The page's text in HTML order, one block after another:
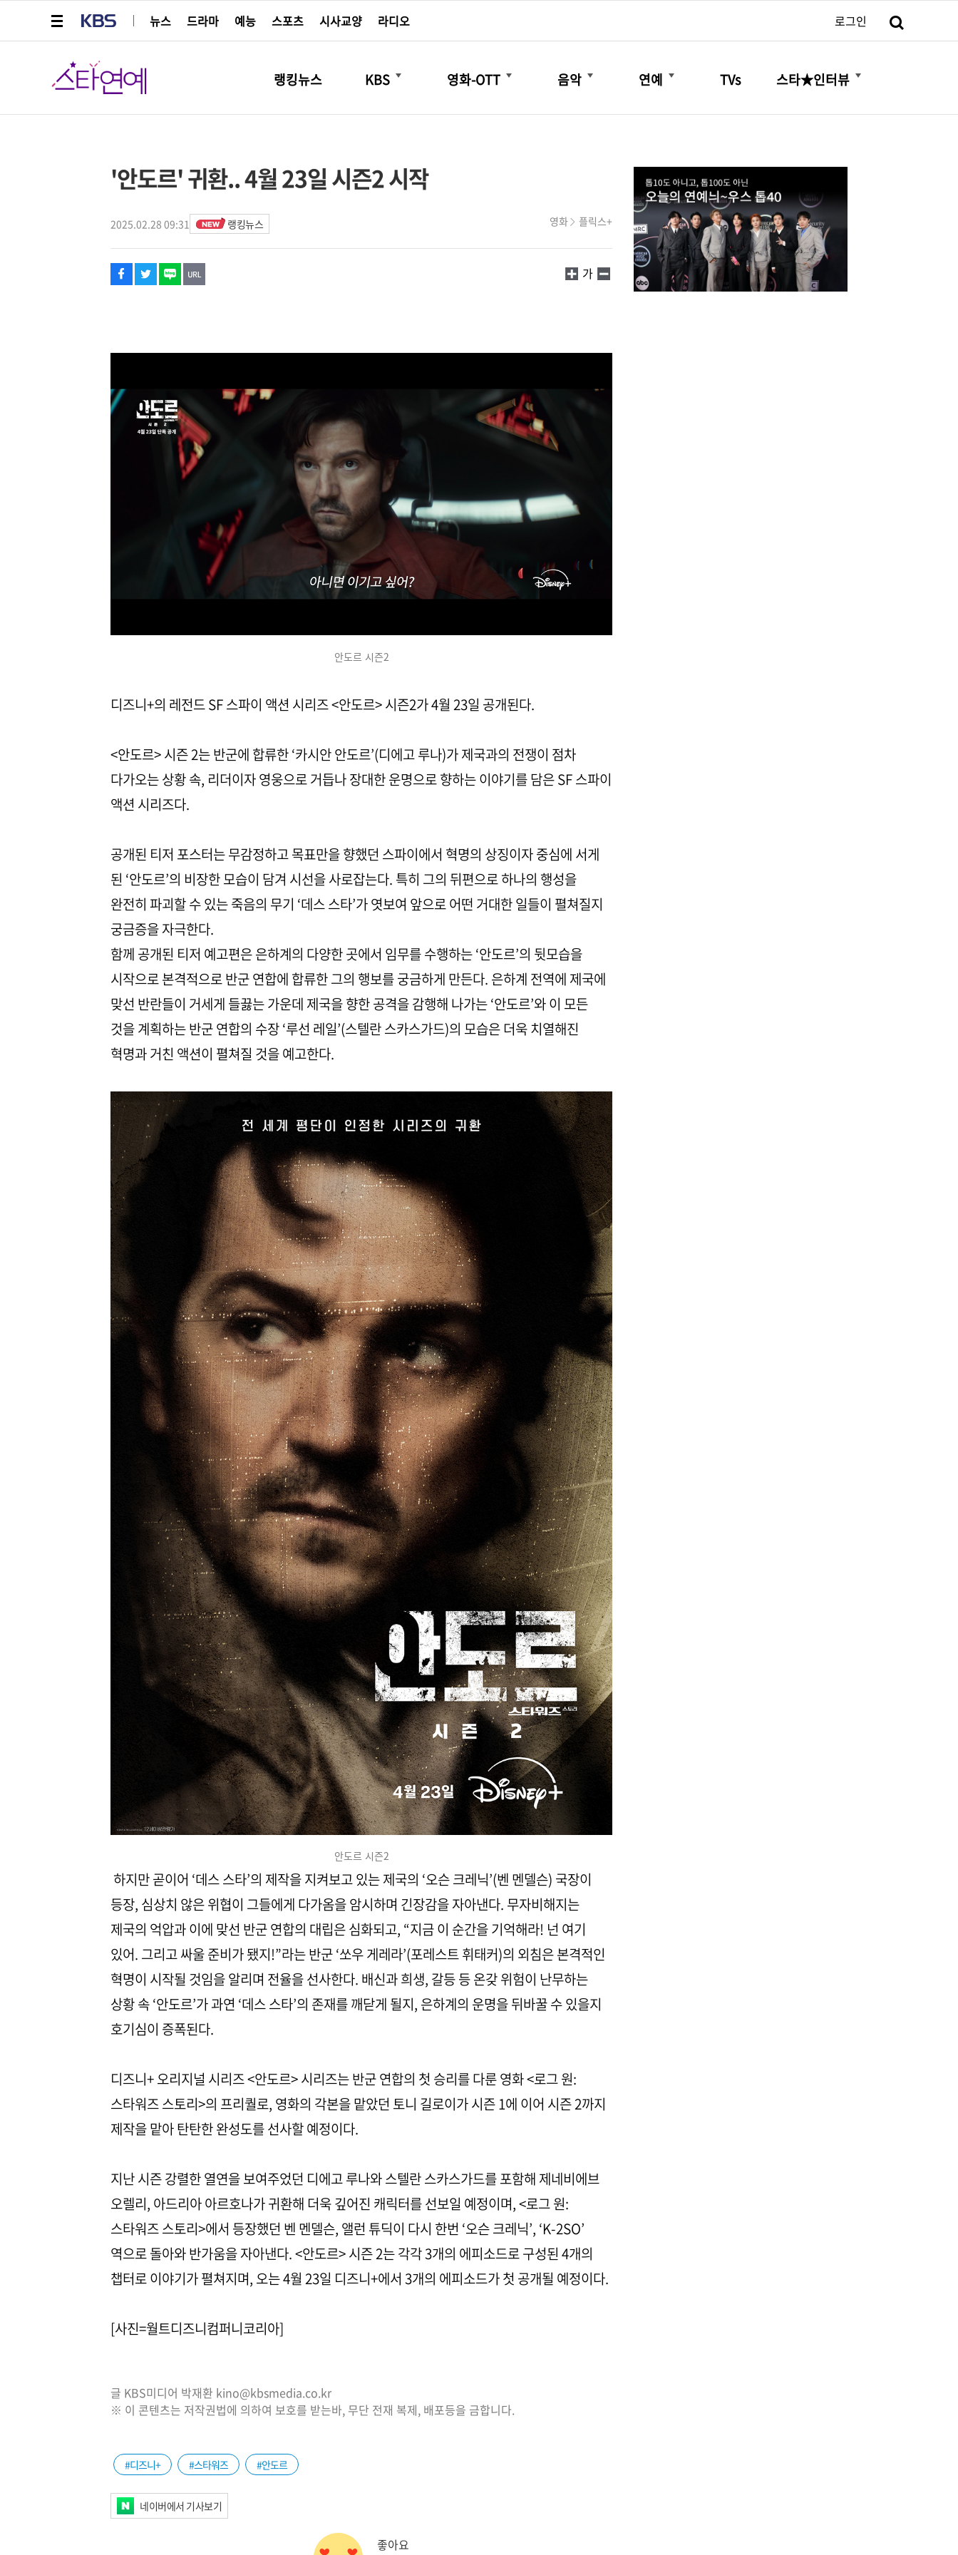
뉴스
드라마 예능 스포츠 시사교양 라디오 로그인
스타연예
랭킹뉴스 KBS
더보기
영화-OTT
더보기
음악
더보기
연예
더보기
TVs 스타★인터뷰
더보기
'안도르' 귀환.. 4월 23일 시즌2 시작
2025.02.28 09:31 랭킹뉴스 영화 플릭스+
페이스북
트위터
네이버
URL복사
글씨 작게보기
가
글씨 크게보기
안도르 시즌2
디즈니+의 레전드 SF 스파이 액션 시리즈 <안도르> 시즌2가 4월 23일 공개된다.
<안도르> 시즌 2는 반군에 합류한 ‘카시안 안도르’(디에고 루나)가 제국과의 전쟁이 점차
다가오는 상황 속, 리더이자 영웅으로 거듭나 장대한 운명으로 향하는 이야기를 담은 SF 스파이
액션 시리즈다.
공개된 티저 포스터는 무감정하고 목표만을 향했던 스파이에서 혁명의 상징이자 중심에 서게
된 ‘안도르’의 비장한 모습이 담겨 시선을 사로잡는다. 특히 그의 뒤편으로 하나의 행성을
완전히 파괴할 수 있는 죽음의 무기 ‘데스 스타’가 엿보여 앞으로 어떤 거대한 일들이 펼쳐질지
궁금증을 자극한다.
함께 공개된 티저 예고편은 은하계의 다양한 곳에서 임무를 수행하는 ‘안도르’의 뒷모습을
시작으로 본격적으로 반군 연합에 합류한 그의 행보를 궁금하게 만든다. 은하계 전역에 제국에
맞선 반란들이 거세게 들끓는 가운데 제국을 향한 공격을 감행해 나가는 ‘안도르’와 이 모든
것을 계획하는 반군 연합의 수장 ‘루선 레일’(스텔란 스카스가드)의 모습은 더욱 치열해진
혁명과 거친 액션이 펼쳐질 것을 예고한다.
안도르 시즌2
하지만 곧이어 ‘데스 스타’의 제작을 지켜보고 있는 제국의 ‘오슨 크레닉’(벤 멘델슨) 국장이
등장, 심상치 않은 위협이 그들에게 다가옴을 암시하며 긴장감을 자아낸다. 무자비해지는
제국의 억압과 이에 맞선 반군 연합의 대립은 심화되고, “지금 이 순간을 기억해라! 넌 여기
있어. 그리고 싸울 준비가 됐지!”라는 반군 ‘쏘우 게레라’(포레스트 휘태커)의 외침은 본격적인
혁명이 시작될 것임을 알리며 전율을 선사한다. 배신과 희생, 갈등 등 온갖 위험이 난무하는
상황 속 ‘안도르’가 과연 ‘데스 스타’의 존재를 깨닫게 될지, 은하계의 운명을 뒤바꿀 수 있을지
호기심이 증폭된다.
디즈니+ 오리지널 시리즈 <안도르> 시리즈는 반군 연합의 첫 승리를 다룬 영화 <로그 원:
스타워즈 스토리>의 프리퀄로, 영화의 각본을 맡았던 토니 길로이가 시즌 1에 이어 시즌 2까지
제작을 맡아 탄탄한 완성도를 선사할 예정이다.
지난 시즌 강렬한 열연을 보여주었던 디에고 루나와 스텔란 스카스가드를 포함해 제네비에브
오렐리, 아드리아 아르호나가 귀환해 더욱 깊어진 캐릭터를 선보일 예정이며, <로그 원:
스타워즈 스토리>에서 등장했던 벤 멘델슨, 앨런 튜딕이 다시 한번 ‘오슨 크레닉’, ‘K-2SO’
역으로 돌아와 반가움을 자아낸다. <안도르> 시즌 2는 각각 3개의 에피소드로 구성된 4개의
챕터로 이야기가 펼쳐지며, 오는 4월 23일 디즈니+에서 3개의 에피소드가 첫 공개될 예정이다.
[사진=월트디즈니컴퍼니코리아]
글 KBS미디어 박재환 kino@kbsmedia.co.kr
※ 이 콘텐츠는 저작권법에 의하여 보호를 받는바, 무단 전재 복제, 배포등을 금합니다.
해시태그
#디즈니+ #스타워즈 #안도르
네이버에서 기사보기
좋아요